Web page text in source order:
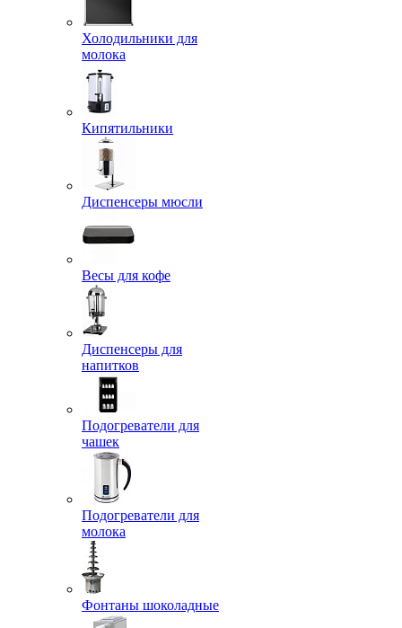
Холодильники для
молока
Кипятильники
Диспенсеры мюсли
Весы для кофе
Диспенсеры для
напитков
Подогреватели для
чашек
Подогреватели для
молока
Фонтаны шоколадные